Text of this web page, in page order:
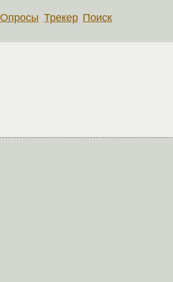
Опросы Трекер Поиск